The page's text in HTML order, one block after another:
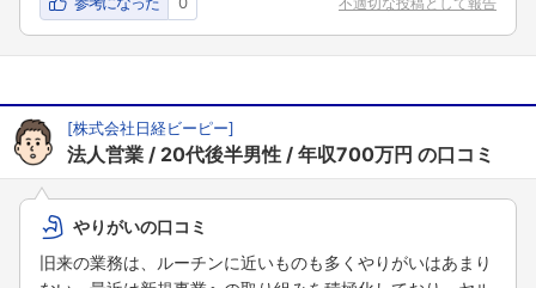
[株式会社日経ビーピー]
法人営業 20代後半男性 年収700万円 の口コミ
やりがいの口コミ
旧来の業務は、ルーチンに近いものも多くやりがいはあまり